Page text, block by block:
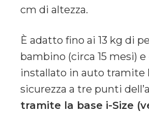
cm di altezza.
È adatto fino ai 13 kg di
bambino (circa 15 mesi)
installato in auto tramite
sicurezza a tre punti
tramite la base i-Size